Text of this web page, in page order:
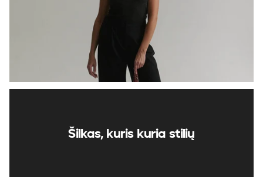
Šilkas, kuris kuria stilių